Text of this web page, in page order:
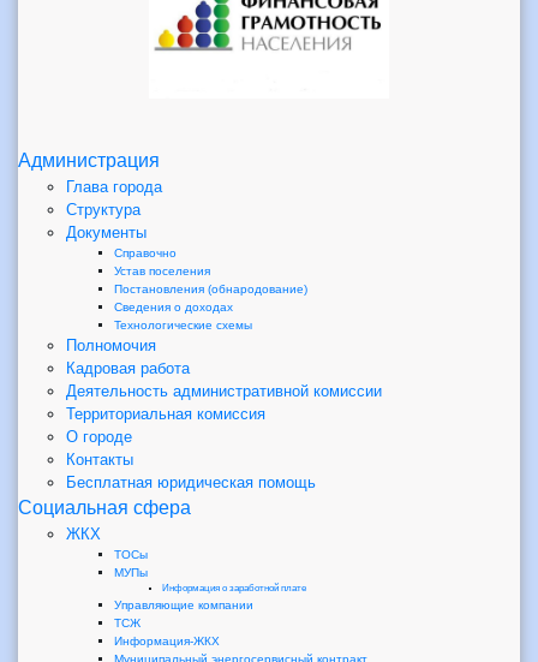
Администрация
Глава города
Структура
Документы
Справочно
Устав поселения
Постановления (обнародование)
Сведения о доходах
Технологические схемы
Полномочия
Кадровая работа
Деятельность административной комиссии
Территориальная комиссия
О городе
Контакты
Бесплатная юридическая помощь
Социальная сфера
ЖКХ
ТОСы
МУПы
Информация о заработной плате
Управляющие компании
ТСЖ
Информация-ЖКХ
Муниципальный энергосервисный контракт